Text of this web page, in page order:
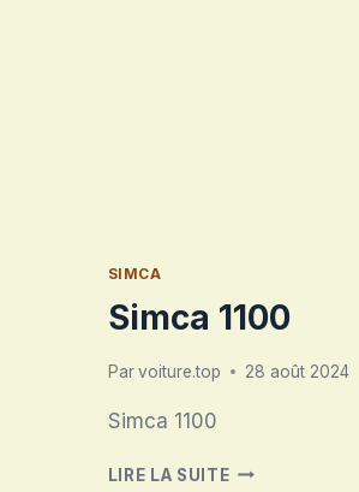
SIMCA
Simca 1100
Par voiture.top 28 août 2024
Simca 1100
LIRE LA SUITESIMCA